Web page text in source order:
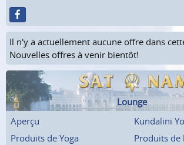
Il n'y a actuellement aucune offre dans
Nouvelles offres à venir bientôt!
Lounge
Aperçu
Kundalini
Produits de Yoga
Produits de